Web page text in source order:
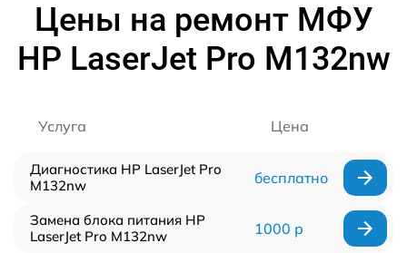
Цены на ремонт МФУ
HP LaserJet Pro M132nw
Услуга Цена
Диагностика HP LaserJet Pro
M132nw
бесплатно
Замена блока питания HP
LaserJet Pro M132nw
1000 р